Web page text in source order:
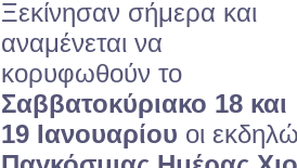
Ξεκίνησαν σήμερα και
αναμένεται να
κορυφωθούν το
Σαββατοκύριακο 18 και
19 Ιανουαρίου οι